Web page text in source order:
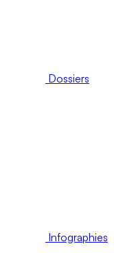
Dossiers
Infographies